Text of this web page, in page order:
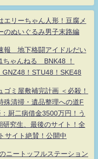
リーちゃん人形！豆腐メ
のぬいぐるみ男子末路編
報 地下格闘アイドルだい
ゃんねる BNK48 ！
！STU48！SKE48
ミ屋敷補完計画 ＜必殺！
殊清掃・遺品整理への道F
厨二病借金3500万円！う
究生、最後のサイト！全
サイト絶賛！公開中
ニートッフルステーション